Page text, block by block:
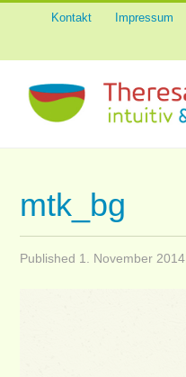
Impressum
Kontakt
Über mich
Sinnespflege
mtk_bg
Published 1. November 2014